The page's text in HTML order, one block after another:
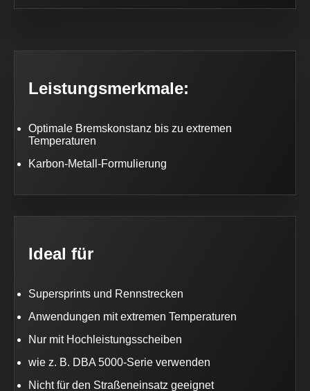
Leistungsmerkmale:
Optimale Bremskonstanz bis zu extremen
Temperaturen
Karbon-Metall-Formulierung
Ideal für
Supersprints und Rennstrecken
Anwendungen mit extremen Temperaturen
Nur mit Hochleistungsscheiben
wie z. B. DBA 5000-Serie verwenden
Nicht für den Straßeneinsatz geeignet